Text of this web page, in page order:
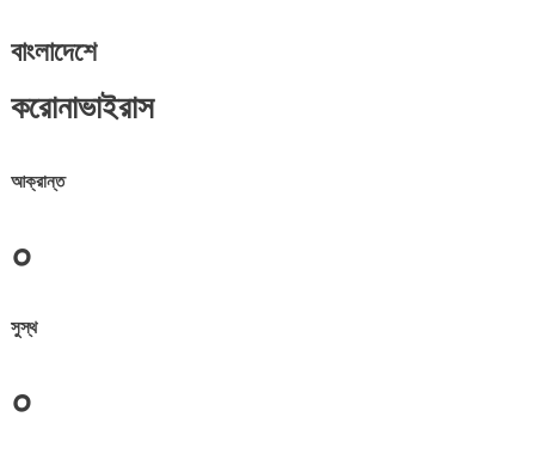
বাংলাদেশে
করোনাভাইরাস
আক্রান্ত
০
সুস্থ
০